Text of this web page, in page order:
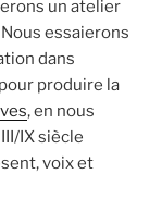
un atelier
Nous essaierons
dans
produire la
, en nous
IX siècle
voix et